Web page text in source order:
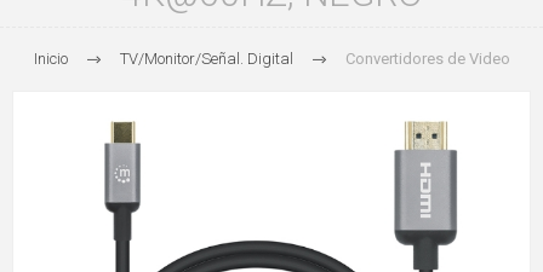
Inicio TV/Monitor/Señal. Digital Convertidores de Video